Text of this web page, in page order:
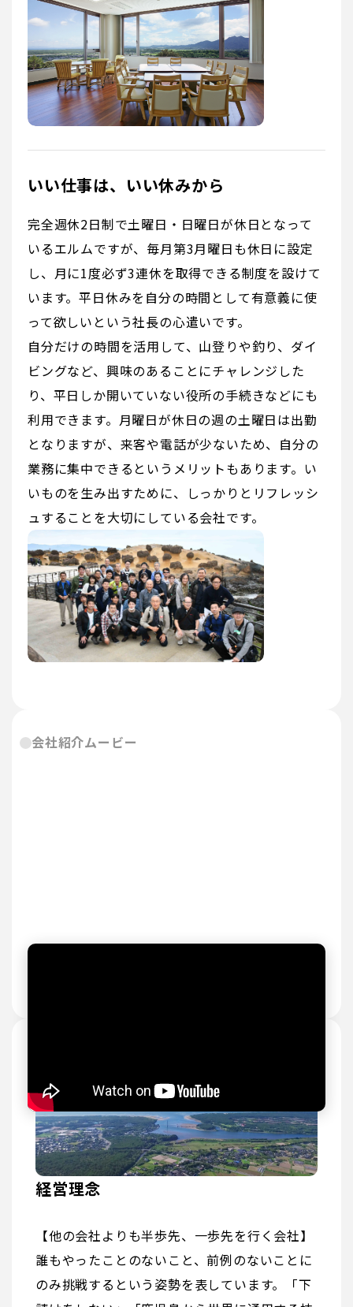
いい仕事は、いい休みから
完全週休2日制で土曜日・日曜日が休日となって
いるエルムですが、毎月第3月曜日も休日に設定
し、月に1度必ず3連休を取得できる制度を設けて
います。平日休みを自分の時間として有意義に使
って欲しいという社⾧の心遣いです。
自分だけの時間を活用して、山登りや釣り、ダイ
ビングなど、興味のあることにチャレンジした
り、平日しか開いていない役所の手続きなどにも
利用できます。月曜日が休日の週の土曜日は出勤
となりますが、来客や電話が少ないため、自分の
業務に集中できるというメリットもあります。い
いものを生み出すために、しっかりとリフレッシ
ュすることを大切にしている会社です。
会社紹介ムービー
経営理念
【他の会社よりも半歩先、一歩先を行く会社】
誰もやったことのないこと、前例のないことに
のみ挑戦するという姿勢を表しています。「下